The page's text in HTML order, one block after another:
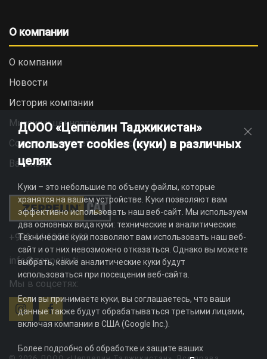
О компании
О компании
Новости
История компании
Миссия и ценности
Социальная ответственность
Вакансии
+992 44 625 11 22
info@zeppelin.tj
Мы в соцсетях:
ДООО «Цеппелин Таджикистан»
использует cookies (куки) в различных
целях
Куки – это небольшие по объему файлы, которые
хранятся на вашем устройстве. Куки позволяют вам
эффективно использовать наш веб-сайт. Мы используем
два основных вида куки: технические и аналитические.
Технические куки позволяют вам использовать наш веб-
сайт и от них невозможно отказаться. Однако вы можете
выбрать, какие аналитические куки будут
использоваться при посещении веб-сайта.
Если вы принимаете куки, вы соглашаетесь, что ваши
данные также будут обрабатываться третьими лицами,
включая компании в США (Google Inc.).
Более подробно об обработке и защите ваших